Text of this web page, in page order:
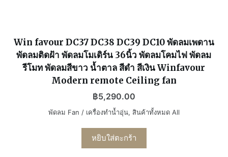
Win favour DC37 DC38 DC39 DC10 พัดลมเพดาน
พัดลมติดฝ้า พัดลมโมเดิร์น 36นิ้ว พัดลมโคมไฟ พัดลม
รีโมท พัดลมสีขาว น้ำตาล สีดำ สีเงิน Winfavour
Modern remote Ceiling fan
฿5,290.00
พัดลม Fan / เครื่องทำน้ำอุ่น, สินค้าทั้งหมด All
หยิบใส่ตะกร้า